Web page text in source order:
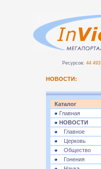
Ресурсов: 44 493
НОВОСТИ:
Каталог
Главная
НОВОСТИ
Главное
Церковь
Общество
Гонения